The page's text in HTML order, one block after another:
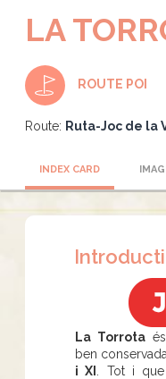
LA
ROUTE POI
Route: Ruta-Joc de la
INDEX CARD
La Torrota
ben
i XI
. Tot i